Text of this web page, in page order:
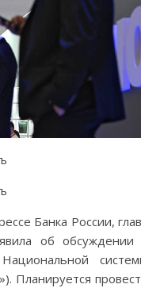
Банка России,
об обсуждении
Планируется